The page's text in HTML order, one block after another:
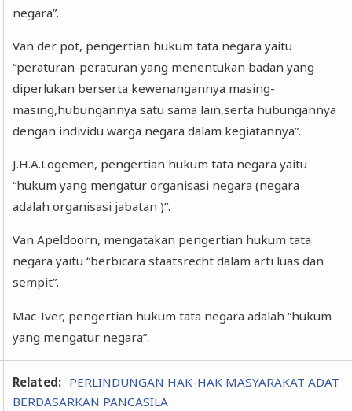
negara”.
Van der pot, pengertian hukum tata negara yaitu
“peraturan-peraturan yang menentukan badan yang
diperlukan berserta kewenangannya masing-
masing,hubungannya satu sama lain,serta hubungannya
dengan individu warga negara dalam kegiatannya”.
J.H.A.Logemen, pengertian hukum tata negara yaitu
“hukum yang mengatur organisasi negara (negara
adalah organisasi jabatan )”.
Van Apeldoorn, mengatakan pengertian hukum tata
negara yaitu “berbicara staatsrecht dalam arti luas dan
sempit”.
Mac-Iver, pengertian hukum tata negara adalah “hukum
yang mengatur negara”.
Related: PERLINDUNGAN HAK-HAK MASYARAKAT ADAT
BERDASARKAN PANCASILA